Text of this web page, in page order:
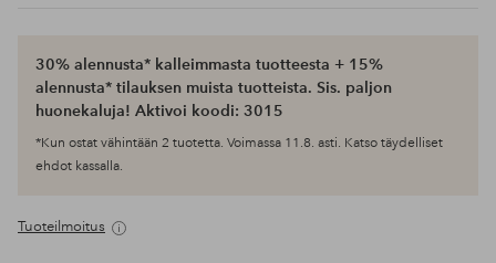
30% alennusta* kalleimmasta tuotteesta + 15%
alennusta* tilauksen muista tuotteista. Sis. paljon
huonekaluja! Aktivoi koodi: 3015
*Kun ostat vähintään 2 tuotetta. Voimassa 11.8. asti. Katso täydelliset
ehdot kassalla.
Tuoteilmoitus